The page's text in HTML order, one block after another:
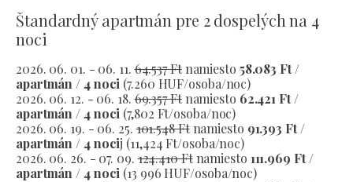
Štandardný apartmán pre 2 dospelých na 4
noci
2026. 06. 01. - 06. 11.64.537 Ftnamiesto 58.083 Ft /
apartmán / 4 noci (7.260 HUF/osoba/noc)
2026. 06. 12. - 06. 18.69.357 Ftnamiesto 62.421 Ft /
apartmán / 4 noci (7,802 Ft/osoba/noc)
2026. 06. 19. - 06. 25.101.548 Ftnamiesto 91.393 Ft /
apartmán / 4 nocij (11,424 Ft/osoba/noc)
2026. 06. 26. - 07. 09.124.410 Ftnamiesto 111.969 Ft /
apartmán / 4 noci (13 996 HUF/osoba/noc)